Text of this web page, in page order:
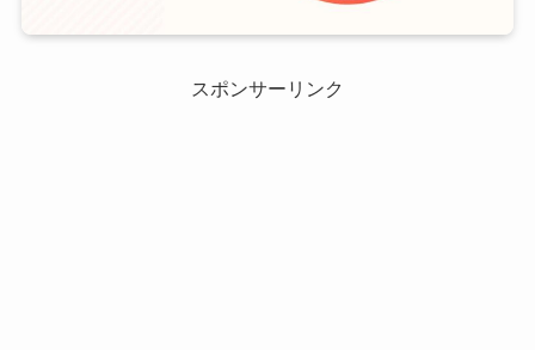
スポンサーリンク